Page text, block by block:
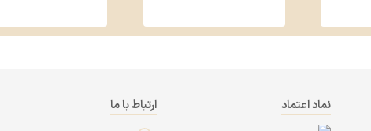
نماد اعتماد
ارتباط با ما